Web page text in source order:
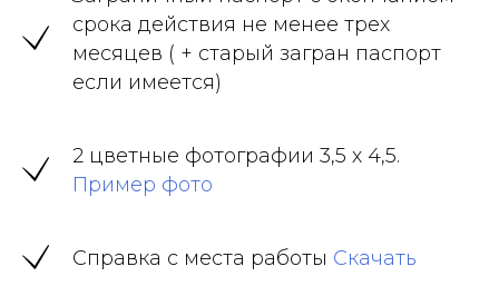
срока действия не менее трех
месяцев ( + старый загран паспорт
если имеется)
2 цветные фотографии 3,5 х 4,5.
Пример фото
Справка с места работы Скачать